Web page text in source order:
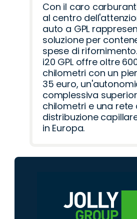
Con il caro
al centro
auto a GPL
soluzione per
spese di
i20 GPL offre oltre
chilometri con un
35 euro,
complessiva
chilometri e una rete
distribuzione
in Europa.